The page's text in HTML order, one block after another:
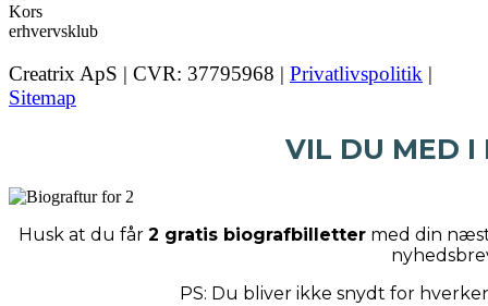
Creatrix ApS | CVR: 37795968 | Privatlivspolitik |
Sitemap
VIL DU MED I
Husk at du får 2 gratis biografbillettermed din
PS: Du bliver ikke snydt for